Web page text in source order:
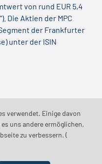
verwendet. Einige davon
uns andere ermöglichen,
zu verbessern. (
von rund EUR 5,4
Die Aktien der MPC
der Frankfurter
unter der ISIN